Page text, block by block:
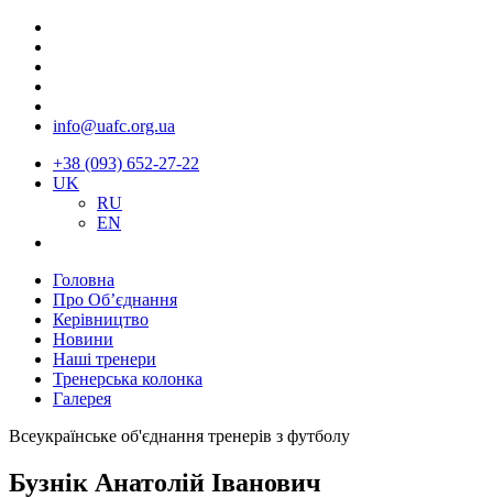
info@uafc.org.ua
+38 (093) 652-27-22
UK
RU
EN
Головна
Про Об’єднання
Керівництво
Новини
Наші тренери
Тренерська колонка
Галерея
Всеукраїнське об'єднання тренерів з футболу
Бузнік Анатолій Іванович